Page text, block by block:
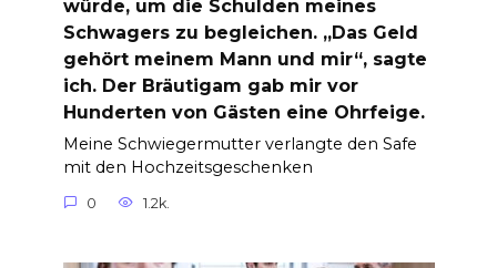
würde, um die Schulden meines
Schwagers zu begleichen. „Das Geld
gehört meinem Mann und mir“, sagte
ich. Der Bräutigam gab mir vor
Hunderten von Gästen eine Ohrfeige.
Meine Schwiegermutter verlangte den Safe
mit den Hochzeitsgeschenken
0 1.2k.